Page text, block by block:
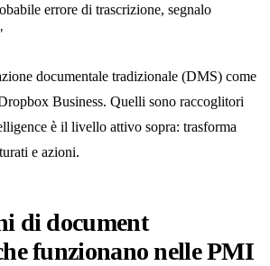
errore di trascrizione, segnalo
documentale tradizionale (DMS) come
Business. Quelli sono raccoglitori
è il livello attivo sopra: trasforma
e azioni.
di document
funzionano nelle PMI